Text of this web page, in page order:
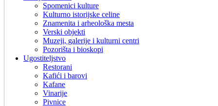
Spomenici kulture
Kulturno istorijske celine
Znamenita i arheološka mesta
Verski objekti
Muzeji, galerije i kulturni centri
Pozorišta i bioskopi
Ugostiteljstvo
Restorani
Kafići i barovi
Kafane
Vinarije
Pivnice